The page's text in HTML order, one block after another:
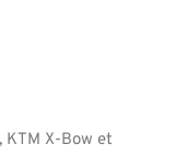
KTM X-Bow et